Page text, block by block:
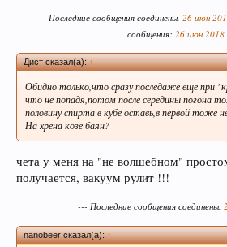
смыслу той теме в которой были
удалены без предупреждения (даже
ценную информацию, но при этом
стоило"). Форум растет - содержать
становиться сложнее, просим не
модератора. Если Вы в
нужной темы – этот момент можно
Надеемся на понимание, с ув,
УБЕДИТЕЛЬНАЯ ПРОСЬБА!!!
имеют информационной
--- Последние сообщения соединены, 26 июн
сообщения: 26 июн 2018
Дист сказал(а):↑
Обидно только,что сразу последаже еще при
что не попадя,потом после середины погона
половину спирта в кубе оставь,в первой тоже
На хрена козе баян?
чета у меня на "не волшебном"
получается, вакуум рулит !!!
--- Последние сообщения соединены,
nanobeer сказал(а):↑